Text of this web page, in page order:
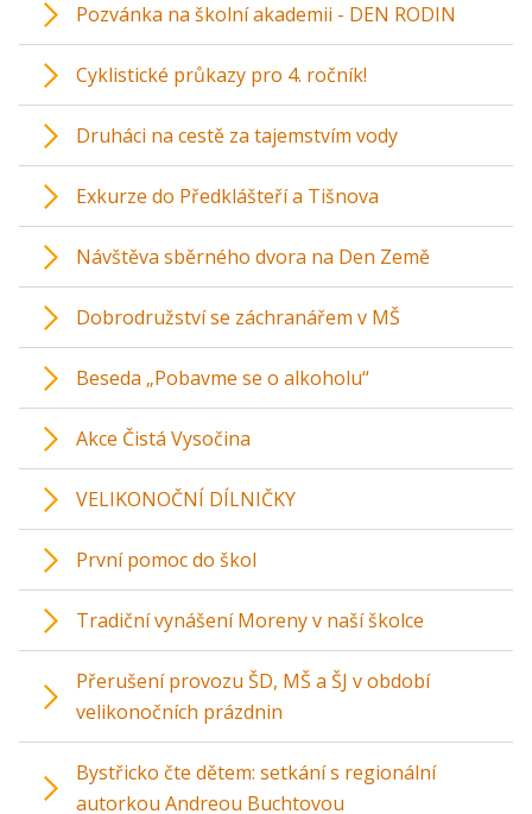
Pozvánka na školní akademii - DEN RODIN
Cyklistické průkazy pro 4. ročník!
Druháci na cestě za tajemstvím vody
Exkurze do Předklášteří a Tišnova
Návštěva sběrného dvora na Den Země
Dobrodružství se záchranářem v MŠ
Beseda „Pobavme se o alkoholu“
Akce Čistá Vysočina
VELIKONOČNÍ DÍLNIČKY
První pomoc do škol
Tradiční vynášení Moreny v naší školce
Přerušení provozu ŠD, MŠ a ŠJ v období
velikonočních prázdnin
Bystřicko čte dětem: setkání s regionální
autorkou Andreou Buchtovou